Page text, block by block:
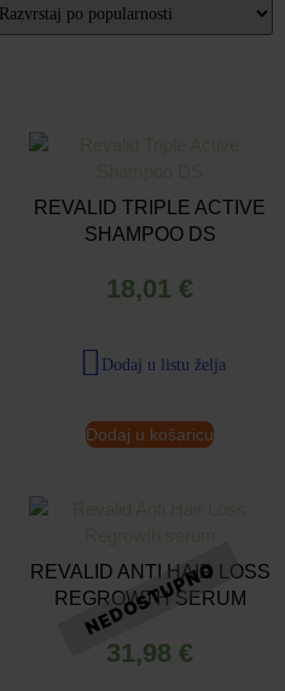
REVALID TRIPLE ACTIVE
SHAMPOO DS
18,01 €
Dodaj u listu želja
Dodaj u košaricu
REVALID ANTI HAIR LOSS
REGROWTH SERUM
31,98 €